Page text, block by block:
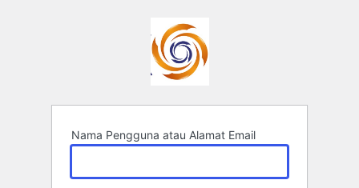
Nama Pengguna atau Alamat Email